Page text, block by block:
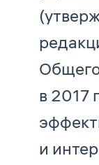
в 2017
и